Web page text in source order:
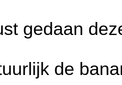
gedaan
de